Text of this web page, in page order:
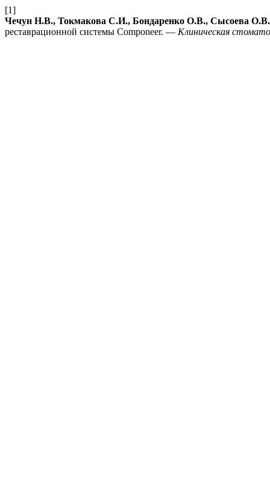
[1]
Чечун Н.В., Токмакова С.И., Бондаренко О.В., Сысоева О.В.
реставрационной системы Componeer. — Клиническая